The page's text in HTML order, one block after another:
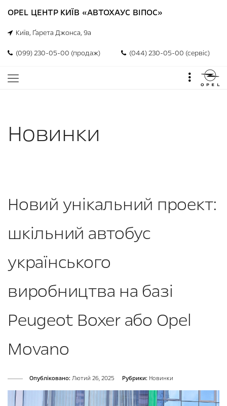
OPEL ЦЕНТР КИЇВ «АВТОХАУС ВІПОС»
Київ, Ґарета Джонса, 9а
(099) 230-05-00 (продаж) (044) 230-05-00 (сервіс)
Новинки
Новий унікальний проект:
шкільний автобус
українського
виробництва на базі
Peugeot Boxer або Opel
Movano
Опубліковано: Лютий 26, 2025 Рубрики: Новинки